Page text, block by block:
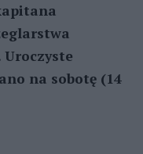
na sobotę (14